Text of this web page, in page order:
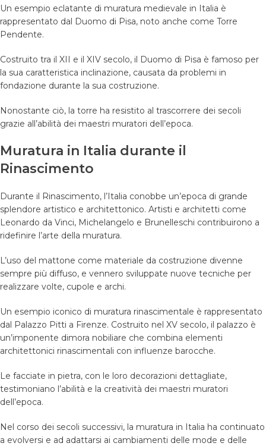
Un esempio eclatante di muratura medievale in Italia è
rappresentato dal Duomo di Pisa, noto anche come Torre
Pendente.
Costruito tra il XII e il XIV secolo, il Duomo di Pisa è famoso per
la sua caratteristica inclinazione, causata da problemi in
fondazione durante la sua costruzione.
Nonostante ciò, la torre ha resistito al trascorrere dei secoli
grazie all’abilità dei maestri muratori dell’epoca.
Muratura in Italia durante il
Rinascimento
Durante il Rinascimento, l’Italia conobbe un’epoca di grande
splendore artistico e architettonico. Artisti e architetti come
Leonardo da Vinci, Michelangelo e Brunelleschi contribuirono a
ridefinire l’arte della muratura.
L’uso del mattone come materiale da costruzione divenne
sempre più diffuso, e vennero sviluppate nuove tecniche per
realizzare volte, cupole e archi.
Un esempio iconico di muratura rinascimentale è rappresentato
dal Palazzo Pitti a Firenze. Costruito nel XV secolo, il palazzo è
un’imponente dimora nobiliare che combina elementi
architettonici rinascimentali con influenze barocche.
Le facciate in pietra, con le loro decorazioni dettagliate,
testimoniano l’abilità e la creatività dei maestri muratori
dell’epoca.
Nel corso dei secoli successivi, la muratura in Italia ha continuato
a evolversi e ad adattarsi ai cambiamenti delle mode e delle